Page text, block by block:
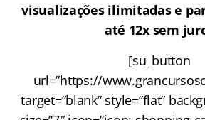
visualizações ilimitadas e
até 12x sem
[su_button
url=”https://
target=”blank” style=”flat”